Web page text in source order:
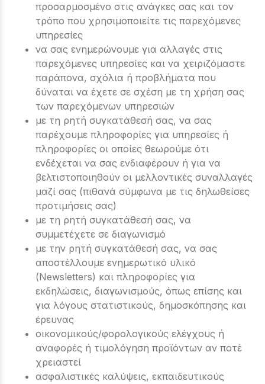
προσαρμοσμένο στις ανάγκες σας και τον
τρόπο που χρησιμοποιείτε τις παρεχόμενες
υπηρεσίες
να σας ενημερώνουμε για αλλαγές στις
παρεχόμενες υπηρεσίες και να χειριζόμαστε
παράπονα, σχόλια ή προβλήματα που
δύναται να έχετε σε σχέση με τη χρήση σας
των παρεχόμενων υπηρεσιών
με τη ρητή συγκατάθεσή σας, να σας
παρέχουμε πληροφορίες για υπηρεσίες ή
πληροφορίες οι οποίες θεωρούμε ότι
ενδέχεται να σας ενδιαφέρουν ή για να
βελτιστοποιηθούν οι μελλοντικές συναλλαγές
μαζί σας (πιθανά σύμφωνα με τις δηλωθείσες
προτιμήσεις σας)
με τη ρητή συγκατάθεσή σας, να
συμμετέχετε σε διαγωνισμό
με την ρητή συγκατάθεσή σας, να σας
αποστέλλουμε ενημερωτικό υλικό
(Newsletters) και πληροφορίες για
εκδηλώσεις, διαγωνισμούς, όπως επίσης και
για λόγους στατιστικούς, δημοσκόπησης και
έρευνας
οικονομικούς/φορολογικούς ελέγχους ή
αναφορές ή τιμολόγηση προϊόντων αν ποτέ
χρειαστεί
ασφαλιστικές καλύψεις, εκπαιδευτικούς